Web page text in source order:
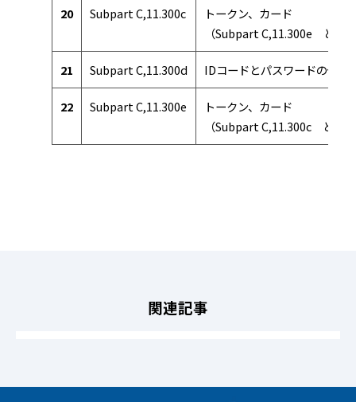
20 Subpart C,11.300c
トークン、カード
（Subpart C,11.300e と同
21 Subpart C,11.300d IDコードとパスワードの保護
22 Subpart C,11.300e
トークン、カード
（Subpart C,11.300c と同
関連記事